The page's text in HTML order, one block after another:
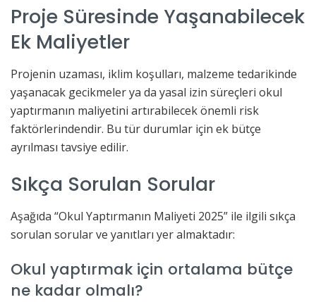
Proje Süresinde Yaşanabilecek
Ek Maliyetler
Projenin uzaması, iklim koşulları, malzeme tedarikinde
yaşanacak gecikmeler ya da yasal izin süreçleri okul
yaptırmanın maliyetini artırabilecek önemli risk
faktörlerindendir. Bu tür durumlar için ek bütçe
ayrılması tavsiye edilir.
Sıkça Sorulan Sorular
Aşağıda “Okul Yaptırmanın Maliyeti 2025” ile ilgili sıkça
sorulan sorular ve yanıtları yer almaktadır:
Okul yaptırmak için ortalama bütçe
ne kadar olmalı?